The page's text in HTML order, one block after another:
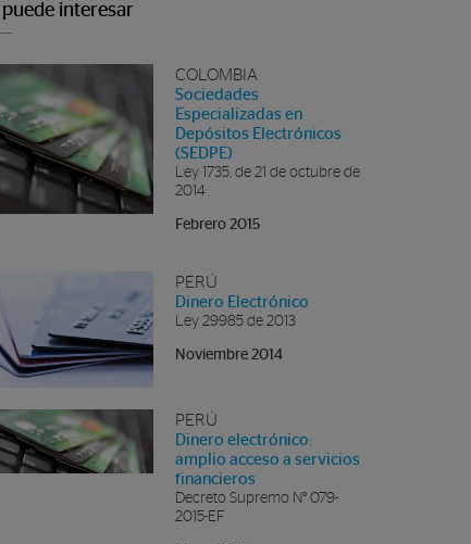
puede interesar
COLOMBIA
Sociedades
Especializadas en
Depósitos Electrónicos
(SEDPE)
Ley 1735, de 21 de octubre de
2014
Febrero 2015
PERÚ
Dinero Electrónico
Ley 29985 de 2013
Noviembre 2014
PERÚ
Dinero electrónico:
amplio acceso a servicios
financieros
Decreto Supremo N° 079-
2015-EF